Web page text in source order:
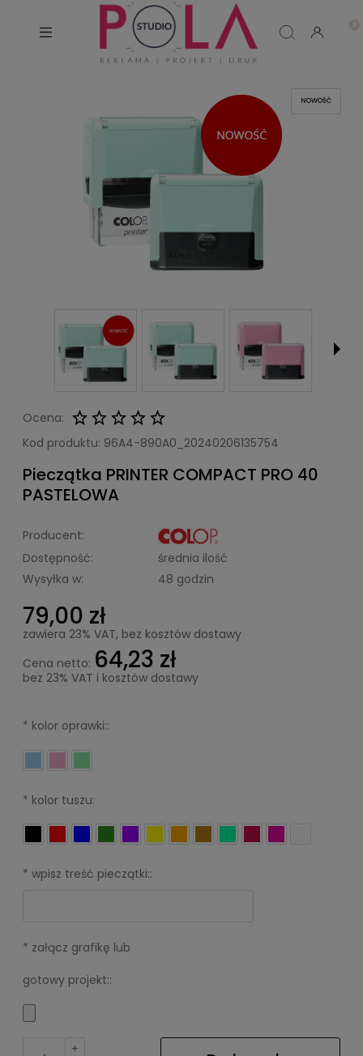
NOWOŚĆ
Ocena:
Kod produktu: 96A4-890A0_20240206135754
Pieczątka PRINTER COMPACT PRO 40
PASTELOWA
Producent:
Dostępność:
średnia ilość
Wysyłka w:
48 godzin
79,00 zł
zawiera 23% VAT, bez kosztów dostawy
Cena netto: 64,23 zł
bez 23% VAT i kosztów dostawy
* kolor oprawki::
* kolor tuszu:
* wpisz treść pieczątki::
* załącz grafikę lub
gotowy projekt::
+